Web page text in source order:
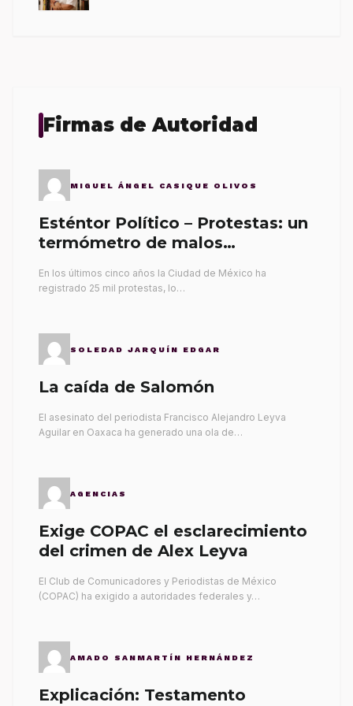
Firmas de Autoridad
MIGUEL ÁNGEL CASIQUE OLIVOS
Esténtor Político – Protestas: un
termómetro de malos
En los últimos cinco años la Ciudad de México ha
registrado 25 mil protestas, lo…
SOLEDAD JARQUÍN EDGAR
La caída de Salomón
El asesinato del periodista Francisco Alejandro Leyva
Aguilar en Oaxaca ha generado una ola de…
AGENCIAS
Exige COPAC el esclarecimiento
del crimen de Alex Leyva
El Club de Comunicadores y Periodistas de México
(COPAC) ha exigido a autoridades federales y…
AMADO SANMARTÍN HERNÁNDEZ
Explicación: Testamento